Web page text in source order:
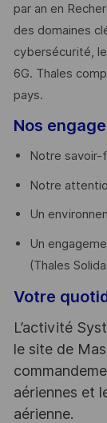
par an en
des domaines
cybersécurité,
6G. Thales
pays. ​
Nos
Notre savoir-
Notre
Un
Un
(Thales
Votre
L’activité
le site de
aériennes et
aérienne.